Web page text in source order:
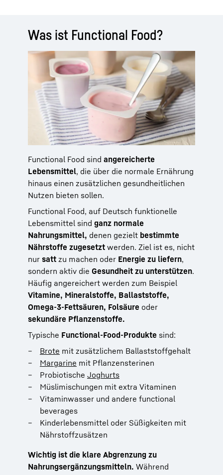
Was ist Functional Food?
Functional Food sind angereicherte
Lebensmittel, die über die normale Ernährung
hinaus einen zusätzlichen gesundheitlichen
Nutzen bieten sollen.
Functional Food, auf Deutsch funktionelle
Lebensmittel sind ganz normale
Nahrungsmittel, denen gezielt bestimmte
Nährstoffe zugesetzt werden. Ziel ist es, nicht
nur satt zu machen oder Energie zu liefern,
sondern aktiv die Gesundheit zu unterstützen.
Häufig angereichert werden zum Beispiel
Vitamine, Mineralstoffe, Ballaststoffe,
Omega-3-Fettsäuren, Folsäure oder
sekundäre Pflanzenstoffe.
Typische Functional-Food-Produkte sind:
Brote mit zusätzlichem Ballaststoffgehalt
Margarine mit Pflanzensterinen
Probiotische Joghurts
Müslimischungen mit extra Vitaminen
Vitaminwasser und andere functional
beverages
Kinderlebensmittel oder Süßigkeiten mit
Nährstoffzusätzen
Wichtig ist die klare Abgrenzung zu
Nahrungsergänzungsmitteln. Während